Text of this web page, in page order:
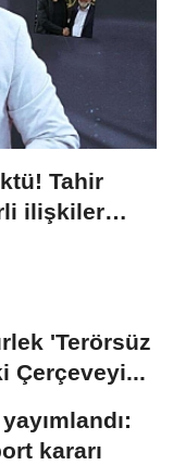
Tahir
ilişkiler
'Terörsüz
Çerçeveyi...
kararı